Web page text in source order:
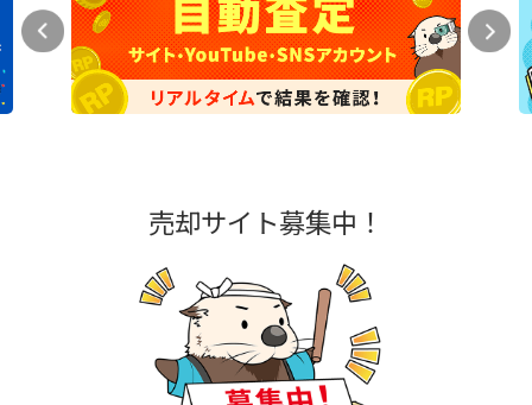
売却サイト募集中！